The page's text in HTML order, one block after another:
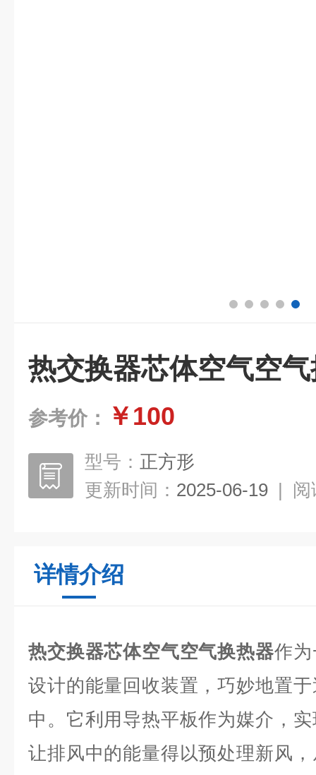
热交换器芯体空气空
参考价： ￥100
型号： 正方形
更新时间： 2025-06-19 | 阅
详情介绍
热交换器芯体空气空气换热器作
设计的能量回收装置，巧妙地置
中。它利用导热平板作为媒介，
让排风中的能量得以预处理新风